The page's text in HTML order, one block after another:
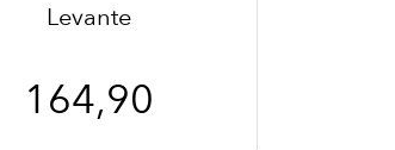
Levante
164,90